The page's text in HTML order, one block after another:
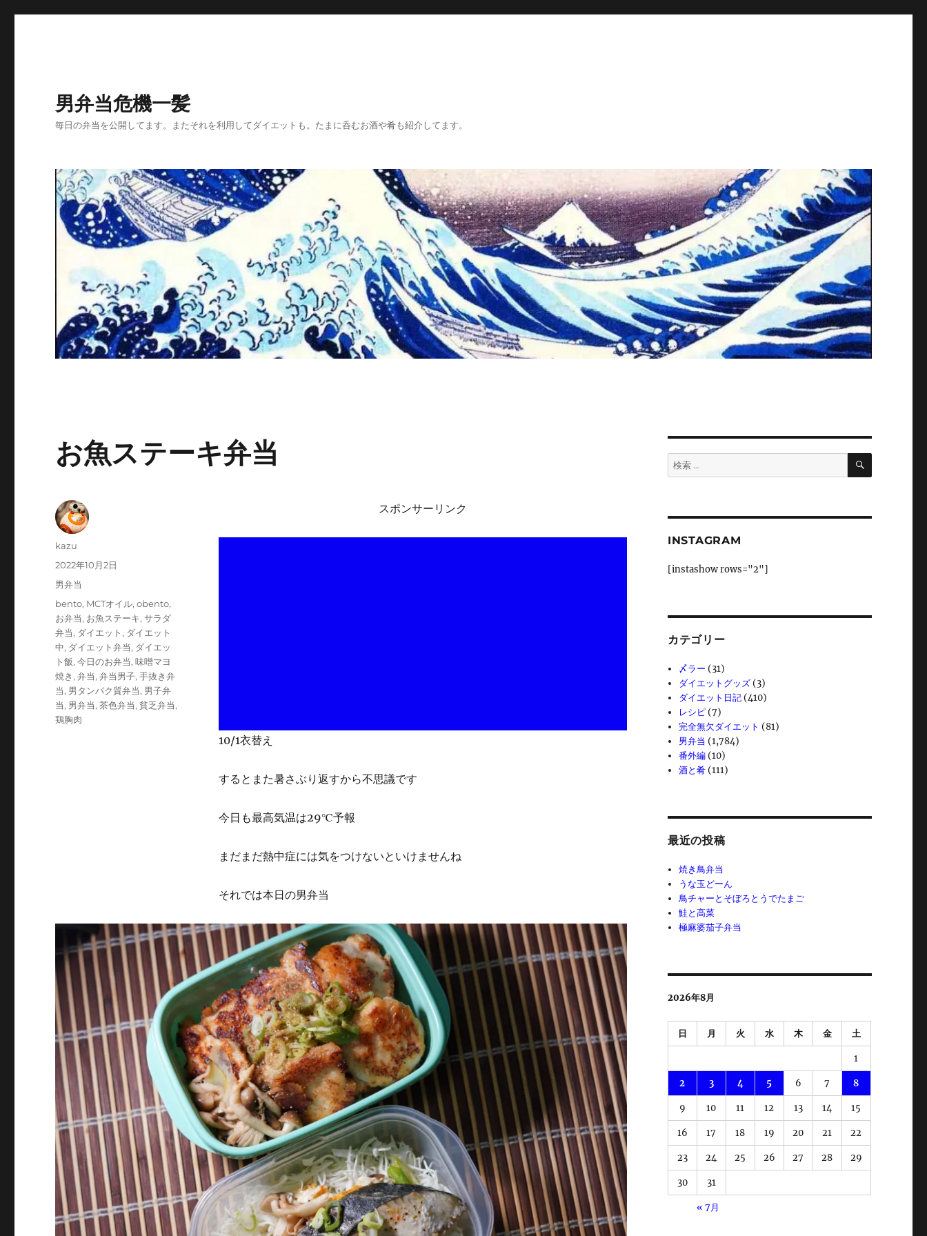
男弁当危機一髪
毎日の弁当を公開してます。またそれを利用してダイエットも。たまに呑むお酒や肴も紹介してます。
お魚ステーキ弁当
スポンサーリンク
10/1衣替え
するとまた暑さぶり返すから不思議です
今日も最高気温は29℃予報
まだまだ熱中症には気をつけないといけませんね
それでは本日の男弁当
投
kazu
投
稿
2022年10月2日
カ
テ
ゴ
リ
ー
男弁当
タ
グ
bento, MCTオイル,obento,
お弁当, お魚ステーキ,サラダ
弁当, ダイエット , ダイエット
中, ダイエット弁当, ダイエッ
ト飯,今日のお弁当,味噌マヨ
焼き ,弁当,弁当男子,手抜き弁
当, 男タンパク質弁当, 男子弁
当, 男弁当,茶色弁当,貧乏弁当,
鶏胸肉
検
索:
検
INSTAGRAM
[instashow rows="2"]
カテゴリー
〆ラー (31)
ダイエットグッズ (3)
ダイエット日記 (410)
レシピ (7)
完全無欠ダイエット (81)
男弁当 (1,784)
番外編 (10)
酒と肴 (111)
最近の投稿
焼き鳥弁当
うな玉どーん
鳥チャーとそぼろとうでたまご
鮭と高菜
極麻婆茄子弁当
2026年8月
日 月 火 水 木 金 土
1
2 3 4 5 6 7 8
9 10 11 12 13 14 15
16 17 18 19 20 21 22
23 24 25 26 27 28 29
30 31
« 7月